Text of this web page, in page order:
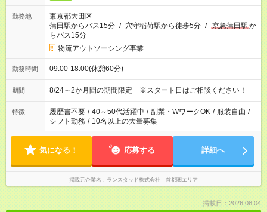
勤務地
東京都大田区
蒲田駅からバス15分 / 穴守稲荷駅から徒歩5分 / 京急蒲田駅か
らバス15分
物流アウトソーシング事業
勤務時間 09:00-18:00(休憩60分)
期間 8/24～2か月間の期間限定 ※スタート日はご相談ください！
特徴 履歴書不要 / 40～50代活躍中 / 副業・WワークOK / 服装自由 /
シフト勤務 / 10名以上の大量募集
気になる！ 応募する 詳細へ
掲載元企業名 ランスタッド株式会社 首都圏エリア
掲載日：2026.08.04